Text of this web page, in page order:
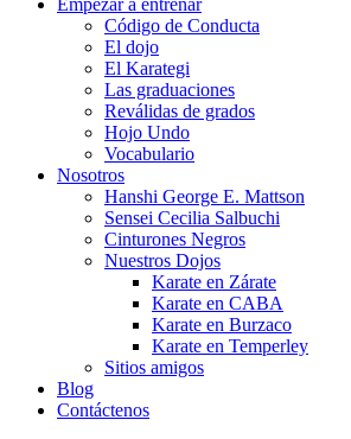
Empezar a entrenar
Código de Conducta
El dojo
El Karategi
Las graduaciones
Reválidas de grados
Hojo Undo
Vocabulario
Nosotros
Hanshi George E. Mattson
Sensei Cecilia Salbuchi
Cinturones Negros
Nuestros Dojos
Karate en Zárate
Karate en CABA
Karate en Burzaco
Karate en Temperley
Sitios amigos
Blog
Contáctenos